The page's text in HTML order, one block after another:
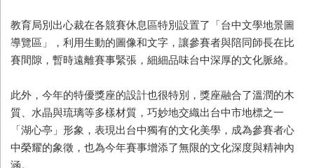
教育局別出心裁在各競賽休息區特別設置了「台中文學地景圖
導覽區」，利用生動的圖像和文字，讓參賽者與陪同師長在比
賽間隙，暫時遠離賽事緊張，細細品味台中深厚的文化脈絡。
此外，今年的特優獎座的設計也很特別，獎座融合了溫潤的木
質、水晶與琉璃等多樣材質，巧妙地交織出台中市地標之一
「湖心亭」形象，表現出台中獨有的文化美學，成為參賽者心
中榮耀的象徵，也為今年賽事增添了無限的文化深度與精神內
涵。